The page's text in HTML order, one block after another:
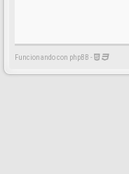
Funcionando con phpBB -